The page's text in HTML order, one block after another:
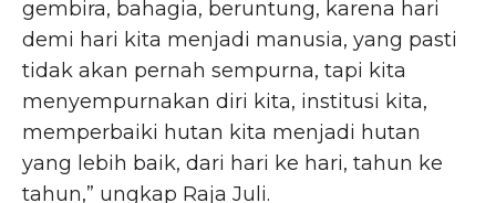
gembira, bahagia, beruntung, karena hari
demi hari kita menjadi manusia, yang pasti
tidak akan pernah sempurna, tapi kita
menyempurnakan diri kita, institusi kita,
memperbaiki hutan kita menjadi hutan
yang lebih baik, dari hari ke hari, tahun ke
tahun,” ungkap Raja Juli.